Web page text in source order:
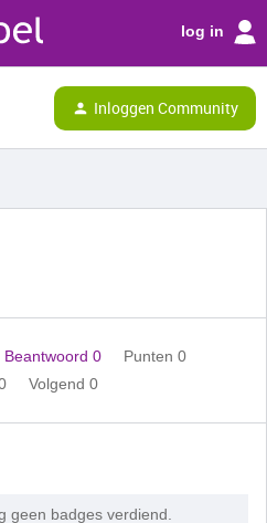
log in
Inloggen Community
Beantwoord 0
Punten 0
Volgend 0
geen badges verdiend.